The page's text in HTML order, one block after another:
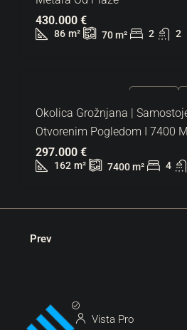
430.000 €
86 m² 70m² 2 2
Okolica Grožnjana |
Otvorenim Pogledom I 7400
297.000 €
162 m² 7400m² 4
Prev
Vista Pro